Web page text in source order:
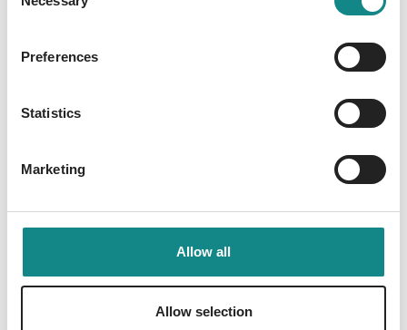
Selection
Preferences
Statistics
Marketing
Allow all
Allow selection